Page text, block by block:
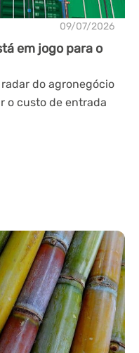
09/07/2026
em jogo para o
do agronegócio
o custo de entrada